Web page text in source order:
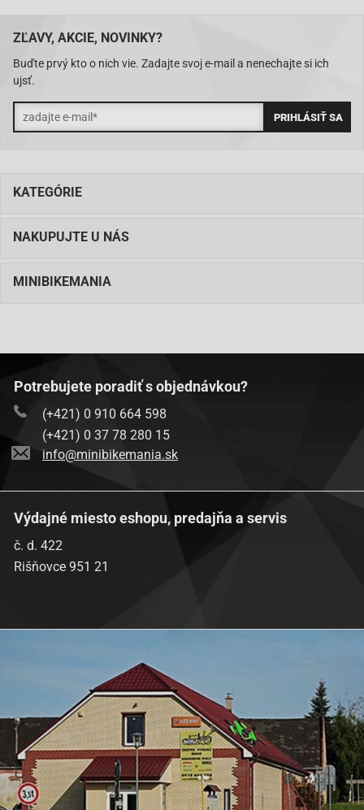
ZĽAVY, AKCIE, NOVINKY?
Buďte prvý kto o nich vie. Zadajte svoj e-mail a nenechajte si ich
ujsť.
KATEGÓRIE
NAKUPUJTE U NÁS
MINIBIKEMANIA
Potrebujete poradiť s objednávkou?
(+421) 0 910 664 598
(+421) 0 37 78 280 15
info@minibikemania.sk
Výdajné miesto eshopu, predajňa a servis
č. d. 422
Rišňovce 951 21